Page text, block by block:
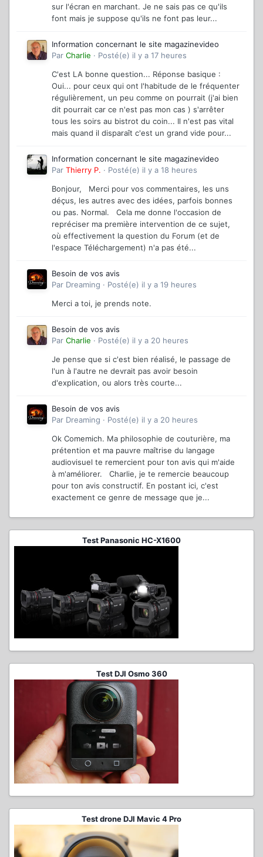
sur l'écran en marchant. Je ne sais pas ce qu'ils
font mais je suppose qu'ils ne font pas leur...
Information concernant le site magazinevideo
Par Charlie · Posté(e) il y a 17 heures
C'est LA bonne question... Réponse basique :
Oui... pour ceux qui ont l'habitude de le fréquenter
régulièrement, un peu comme on pourrait (j'ai bien
dit pourrait car ce n'est pas mon cas ) s'arrêter
tous les soirs au bistrot du coin... Il n'est pas vital
mais quand il disparaît c'est un grand vide pour...
Information concernant le site magazinevideo
Par Thierry P. · Posté(e) il y a 18 heures
Bonjour, Merci pour vos commentaires, les uns
déçus, les autres avec des idées, parfois bonnes
ou pas. Normal. Cela me donne l'occasion de
repréciser ma première intervention de ce sujet,
où effectivement la question du Forum (et de
l'espace Téléchargement) n'a pas été...
Besoin de vos avis
Par Dreaming · Posté(e) il y a 19 heures
Merci a toi, je prends note.
Besoin de vos avis
Par Charlie · Posté(e) il y a 20 heures
Je pense que si c'est bien réalisé, le passage de
l'un à l'autre ne devrait pas avoir besoin
d'explication, ou alors très courte...
Besoin de vos avis
Par Dreaming · Posté(e) il y a 20 heures
Ok Comemich. Ma philosophie de couturière, ma
prétention et ma pauvre maîtrise du langage
audiovisuel te remercient pour ton avis qui m'aide
à m'améliorer. Charlie, je te remercie beaucoup
pour ton avis constructif. En postant ici, c'est
exactement ce genre de message que je...
Test Panasonic HC-X1600
Test DJI Osmo 360
Test drone DJI Mavic 4 Pro